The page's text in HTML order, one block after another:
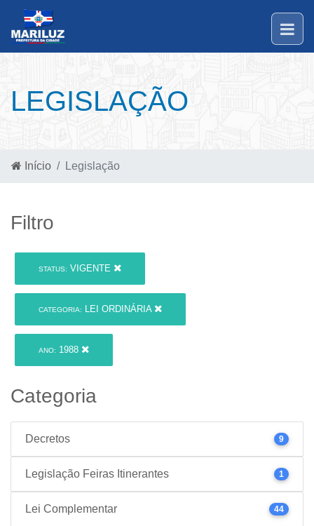
LEGISLAÇÃO
Início Legislação
Filtro
STATUS: VIGENTE
CATEGORIA: LEI ORDINÁRIA
ANO: 1988
Categoria
Decretos 9
Legislação Feiras Itinerantes 1
Lei Complementar 44